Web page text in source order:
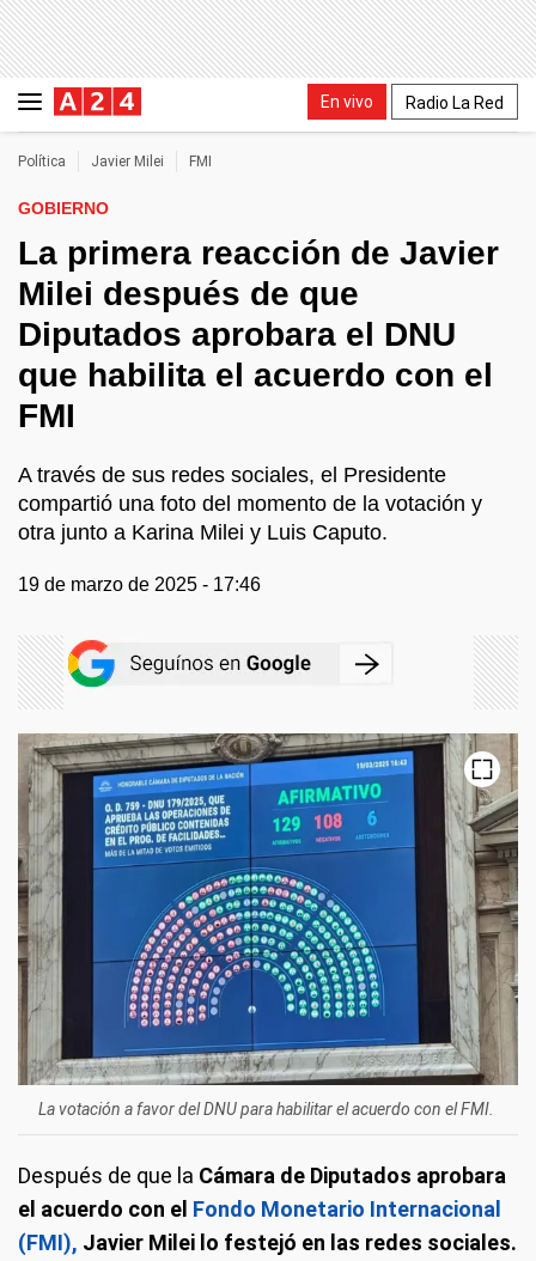
En vivo Radio La Red
Política Javier Milei FMI
GOBIERNO
La primera reacción de Javier
Milei después de que
Diputados aprobara el DNU
que habilita el acuerdo con el
FMI
A través de sus redes sociales, el Presidente
compartió una foto del momento de la votación y
otra junto a Karina Milei y Luis Caputo.
19 de marzo de 2025 - 17:46
La votación a favor del DNU para habilitar el acuerdo con el FMI.
Después de que la Cámara de Diputados aprobara
el acuerdo con el Fondo Monetario Internacional
(FMI), Javier Milei lo festejó en las redes sociales.